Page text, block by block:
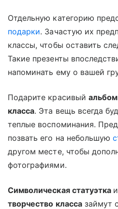
Отдельную категорию
подарки. Зачастую их
классы, чтобы оставить
Такие презенты
напоминать ему о вашей
Подарите красивый
класса. Эта вещь всегда
теплые воспоминания.
позвать его на небольшую
другом месте, чтобы
фотографиями.
Символическая статуэтка
творчество классазаймут